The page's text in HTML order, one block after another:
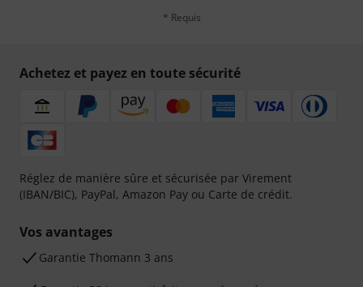
* Requis
Achetez et payez en toute sécurité
Réglez de manière sûre et sécurisée par Virement
(IBAN/BIC), PayPal, Amazon Pay ou Carte de crédit.
Vos avantages
Ga­ran­tie Thomann 3 ans